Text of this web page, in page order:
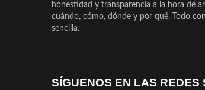
honestidad y transparencia a la hora de
cuándo, cómo, dónde y por qué. Todo
sencilla.
SÍGUENOS EN LAS REDES